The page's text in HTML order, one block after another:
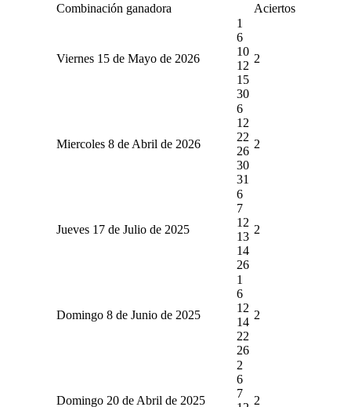
Combinación ganadora Aciertos
Viernes 15 de Mayo de 2026
1
6
10
12
15
30
2
Miercoles 8 de Abril de 2026
6
12
22
26
30
31
2
Jueves 17 de Julio de 2025
6
7
12
13
14
26
2
Domingo 8 de Junio de 2025
1
6
12
14
22
26
2
Domingo 20 de Abril de 2025
2
6
7
2